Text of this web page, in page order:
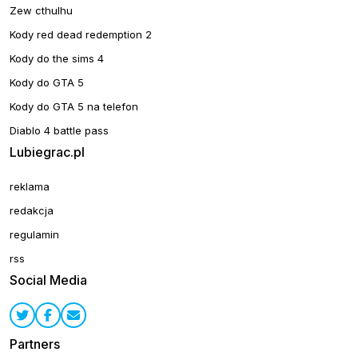
Zew cthulhu
Kody red dead redemption 2
Kody do the sims 4
Kody do GTA 5
Kody do GTA 5 na telefon
Diablo 4 battle pass
Lubiegrac.pl
reklama
redakcja
regulamin
rss
Social Media
Partners